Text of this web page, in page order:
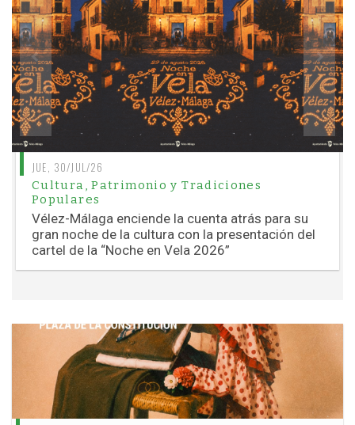
JUE, 30/JUL/26
Cultura, Patrimonio y Tradiciones
Populares
Vélez-Málaga enciende la cuenta atrás para su
gran noche de la cultura con la presentación del
cartel de la “Noche en Vela 2026”